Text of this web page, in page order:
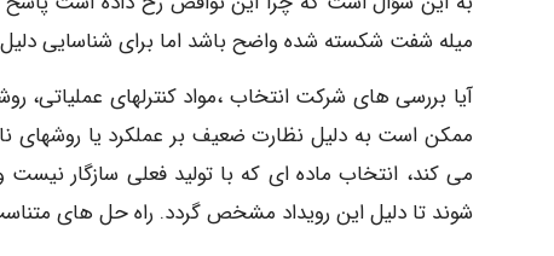
میله شفت شکسته شده واضح باشد اما برای شناسایی
آیا بررسی های شرکت انتخاب ،مواد کنترلهای عملیاتی،
ممکن است به دلیل نظارت ضعیف بر عملکرد یا روشهای
می کند، انتخاب ماده ای که با تولید فعلی سازگار
شوند تا دلیل این رویداد مشخص گردد. راه حل های